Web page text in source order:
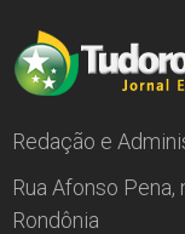
Redação e
Rua Afonso
Rondônia